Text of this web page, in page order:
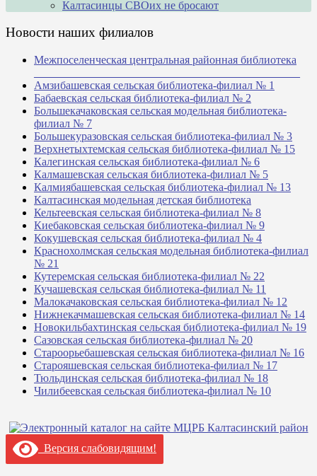
Калтасинцы СВОих не бросают
Новости наших филиалов
Межпоселенческая центральная районная библиотека
Амзибашевская сельская библиотека-филиал № 1
Бабаевская сельская библиотека-филиал № 2
Большекачаковская сельская модельная библиотека-
филиал № 7
Большекуразовская сельская библиотека-филиал № 3
Верхнетыхтемская сельская библиотека-филиал № 15
Калегинская сельская библиотека-филиал № 6
Калмашевская сельская библиотека-филиал № 5
Калмиябашевская сельская библиотека-филиал № 13
Калтасинская модельная детская библиотека
Кельтеевская сельская библиотека-филиал № 8
Киебаковская сельская библиотека-филиал № 9
Кокушевская сельская библиотека-филиал № 4
Краснохолмская сельская модельная библиотека-филиал
№ 21
Кутеремская сельская библиотека-филиал № 22
Кучашевская сельская библиотека-филиал № 11
Малокачаковская сельская библиотека-филиал № 12
Нижнекачмашевская сельская библиотека-филиал № 14
Новокильбахтинская сельская библиотека-филиал № 19
Сазовская сельская библиотека-филиал № 20
Староорьебашевская сельская библиотека-филиал № 16
Старояшевская сельская библиотека-филиал № 17
Тюльдинская сельская библиотека-филиал № 18
Чилибеевская сельская библиотека-филиал № 10
Версия слабовидящим!